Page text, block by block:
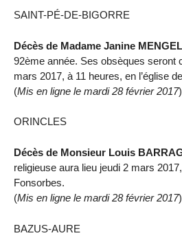
SAINT-PÉ-DE-BIGORRE
Décès de Madame Janine
92ème année. Ses obsèques seront
mars 2017, à 11 heures, en l’église
(Mis en ligne le mardi 28 février 2017)
ORINCLES
Décès de Monsieur Louis
religieuse aura lieu jeudi 2 mars
Fonsorbes.
(Mis en ligne le mardi 28 février 2017)
BAZUS-AURE